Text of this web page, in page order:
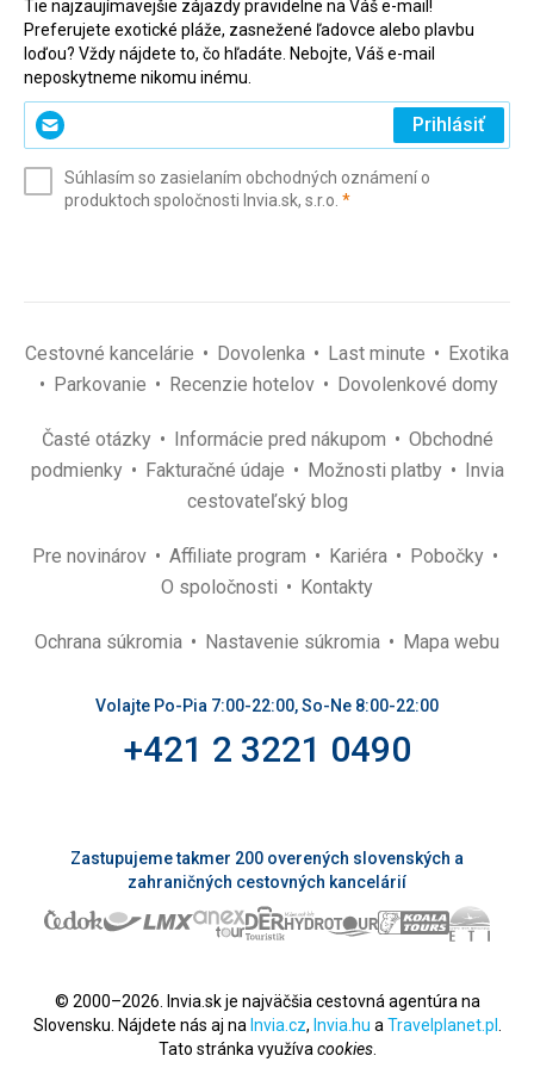
Tie najzaujímavejšie zájazdy pravidelne na Váš e-mail!
Preferujete exotické pláže, zasnežené ľadovce alebo plavbu
loďou? Vždy nájdete to, čo hľadáte. Nebojte, Váš e-mail
neposkytneme nikomu inému.
Zadajte
svoj
(povinné)
Prihlásiť
Súhlasím so zasielaním obchodných oznámení o
produktoch spoločnosti Invia.sk, s.r.o. *(povinné)
Cestovné kancelárie Dovolenka Last minute
Exotika
Parkovanie
Recenzie hotelov Dovolenkové domy
Časté otázky Informácie pred nákupom
Obchodné
podmienky
Fakturačné údaje Možnosti platby
Invia
cestovateľský blog
Pre novinárov Affiliate program Kariéra
Pobočky
O spoločnosti
Kontakty
Ochrana súkromia Nastavenie súkromia Mapa webu
Volajte Po-Pia 7:00-22:00, So-Ne 8:00-22:00
+421 2 3221 0490
Zastupujeme takmer 200 overených slovenských a
zahraničných cestovných kancelárií
© 2000–2026. Invia.sk je najväčšia cestovná agentúra na
Slovensku. Nájdete nás aj na Invia.cz, Invia.hu a Travelplanet.pl
Tato stránka využíva cookies.